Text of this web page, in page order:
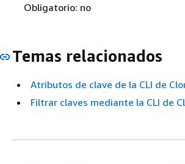
Obligatorio: no
Temas relacionados
Atributos de clave de la CLI de
Filtrar claves mediante la CLI de